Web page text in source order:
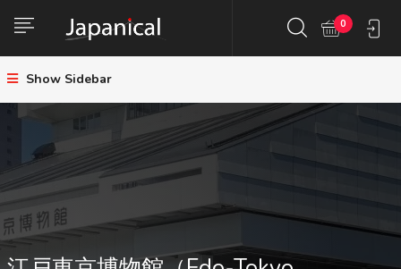
0
Show Sidebar